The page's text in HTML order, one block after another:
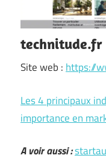
technitude.fr
Site web : https://
Les 4 principaux
importance en
A voir aussi :